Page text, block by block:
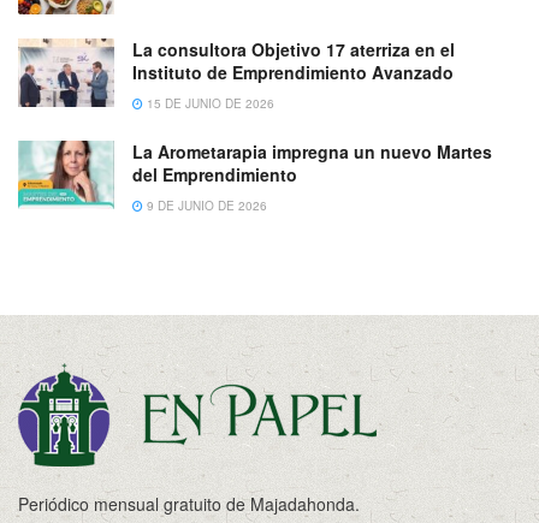
La consultora Objetivo 17 aterriza en el
Instituto de Emprendimiento Avanzado
15 DE JUNIO DE 2026
La Arometarapia impregna un nuevo Martes
del Emprendimiento
9 DE JUNIO DE 2026
Periódico mensual gratuito de Majadahonda.